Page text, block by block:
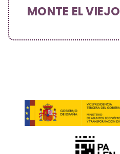
MONTE EL VIEJO